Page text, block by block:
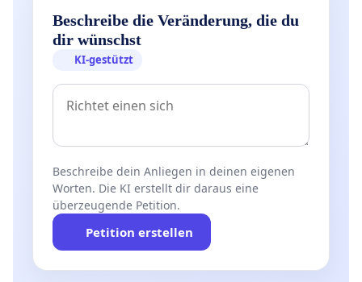
Beschreibe die Veränderung, die du
dir wünschst
KI-gestützt
Beschreibe dein Anliegen in deinen eigenen
Worten. Die KI erstellt dir daraus eine
überzeugende Petition.
Petition erstellen